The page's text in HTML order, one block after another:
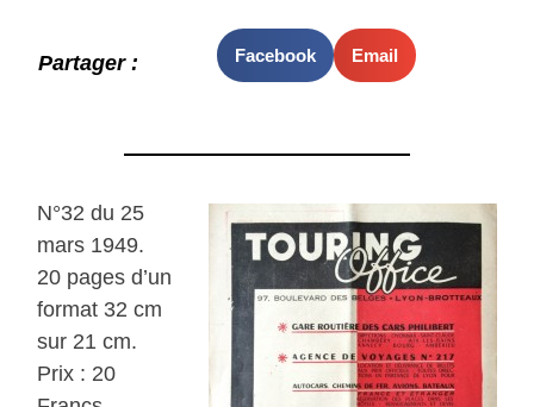
Partager : Facebook Email
N°32 du 25
mars 1949.
20 pages d’un
format 32 cm
sur 21 cm.
Prix : 20